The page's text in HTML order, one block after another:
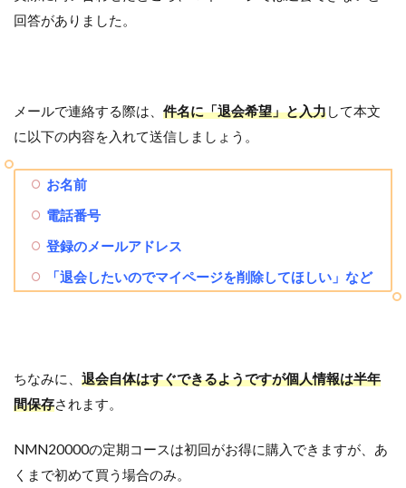
回答がありました。
メールで連絡する際は、 件名に「退会希望」と入力して本文
に以下の内容を入れて送信しましょう。
お名前
電話番号
登録のメールアドレス
「退会したいのでマイページを削除してほしい」など
ちなみに、 退会自体はすぐできるようですが個人情報は半年
間保存されます。
NMN20000の定期コースは初回がお得に購入できますが、あ
くまで初めて買う場合のみ。